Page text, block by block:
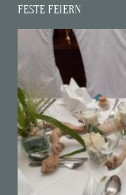
FESTE FEIERN